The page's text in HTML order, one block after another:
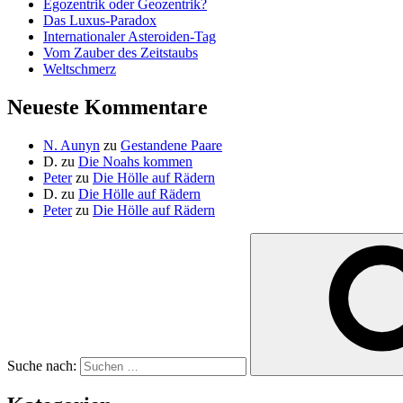
Egozentrik oder Geozentrik?
Das Luxus-Paradox
Internationaler Asteroiden-Tag
Vom Zauber des Zeitstaubs
Weltschmerz
Neueste Kommentare
N. Aunyn zu Gestandene Paare
D. zu Die Noahs kommen
Peterzu Die Hölle auf Rädern
D. zu Die Hölle auf Rädern
Peterzu Die Hölle auf Rädern
Suche nach: